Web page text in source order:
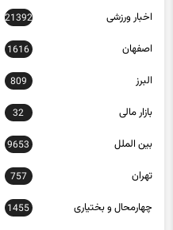
اخبار ورزشی 21392
اصفهان 1616
البرز 809
بازار مالی 32
بین الملل 9653
تهران 757
چهارمحال و بختیاری 1455